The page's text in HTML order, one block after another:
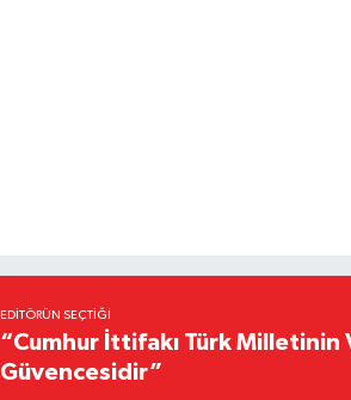
EDITÖRÜN SEÇTIĞI
“Cumhur İttifakı Türk Milletinin
Güvencesidir”